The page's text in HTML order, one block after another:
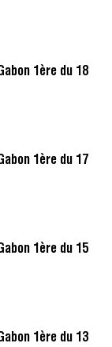
1ère du 18
1ère du 17
1ère du 15
1ère du 13